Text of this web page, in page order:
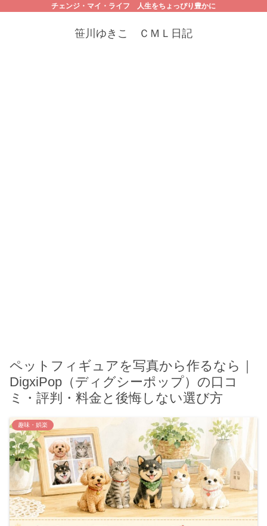
チェンジ・マイ・ライフ 人生をちょっぴり豊かに
笹川ゆきこ ＣＭＬ日記
ペットフィギュアを写真から作るなら｜
DigxiPop（ディグシーポップ）の口コ
ミ・評判・料金と後悔しない選び方
趣味・娯楽